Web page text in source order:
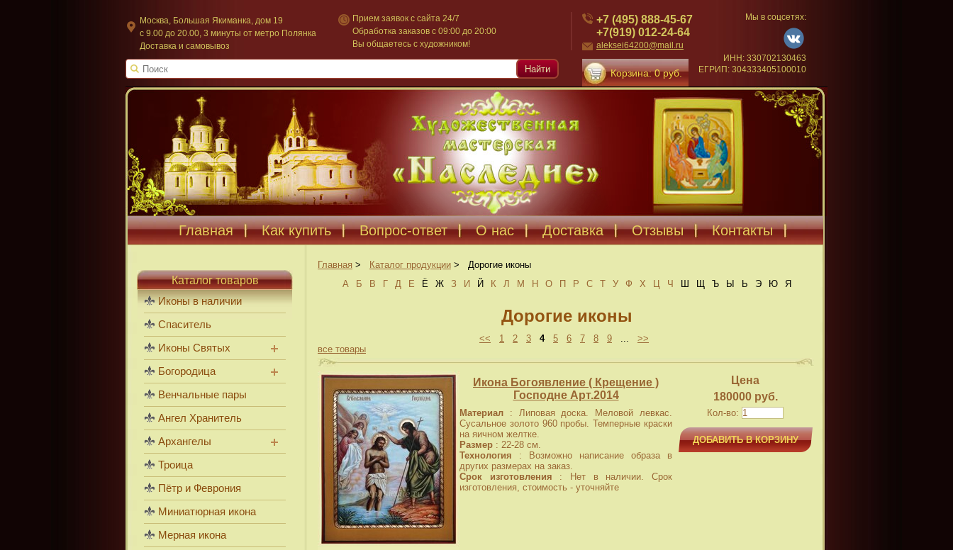
Москва, Большая Якиманка, дом 19
c 9.00 до 20.00, 3 минуты от метро Полянка
Доставка и самовывоз
Прием заявок с сайта 24/7
Обработка заказов с 09:00 до 20:00
Вы общаетесь с художником!
+7 (495) 888-45-67
+7(919) 012-24-64
aleksei64200@mail.ru
Корзина: 0 руб.
Мы в соцсетях:
ИНН: 330702130463
ЕГРИП: 304333405100010
Найти
Главная Как купить Вопрос-ответ О нас Доставка Отзывы Контакты
Главная > Каталог продукции >
Дорогие иконы
А
Б В Г Д Е Ё Ж З И Й К Л М Н О П Р С Т У Ф Х Ц Ч Ш Щ Ъ Ы Ь Э Ю Я
Дорогие иконы
<< 1 2 3 4 5 6 7 8 9 ... >>
все товары
Икона Богоявление ( Крещение )
Господне Арт.2014
Материал : Липовая доска. Меловой левкас.
Сусальное золото 960 пробы. Темперные краски
на яичном желтке.
Размер : 22-28 см.
Технология : Возможно написание образа в
других размерах на заказ.
Срок изготовления : Нет в наличии. Срок
изготовления, стоимость - уточняйте
Цена
180000 руб.
Кол-во:
ДОБАВИТЬ В КОРЗИНУ
Каталог товаров
Иконы в наличии
Спаситель
Иконы Святых
Богородица
Венчальные пары
Ангел Хранитель
Архангелы
Троица
Пётр и Феврония
Миниатюрная икона
Мерная икона